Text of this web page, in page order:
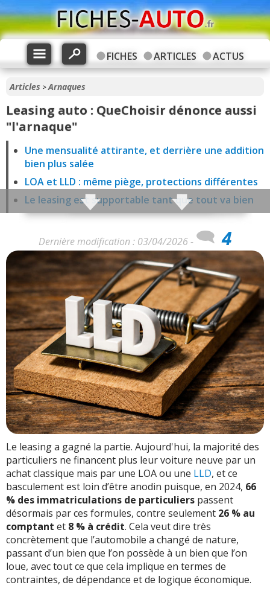
FICHES ARTICLES ACTUS
Articles >Arnaques
Leasing auto : QueChoisir dénonce aussi
"l'arnaque"
Une mensualité attirante, et derrière une addition
bien plus salée
LOA et LLD : même piège, protections différentes
Le leasing est supportable tant que tout va bien
Pendant le contrat : des contraintes bien réelles
La restitution : le moment où beaucoup
comprennent enfin ce qu’ils ont signé
Le kilométrage : une règle pensée dans un seul
sens
Une machine à profits pour les constructeurs
Le leasing social ne supprime pas les problèmes, il
les déplace
Le vrai problème : on a banalisé un engagement
lourd
Conclusion
Dernière modification : 03/04/2026 - 4
Le leasing a gagné la partie. Aujourd'hui, la majorité des
particuliers ne financent plus leur voiture neuve par un
achat classique mais par une LOA ou une LLD, et ce
basculement est loin d’être anodin puisque, en 2024, 66
% des immatriculations de particuliers passent
désormais par ces formules, contre seulement 26 % au
comptant et 8 % à crédit. Cela veut dire très
concrètement que l’automobile a changé de nature,
passant d’un bien que l’on possède à un bien que l’on
loue, avec tout ce que cela implique en termes de
contraintes, de dépendance et de logique économique.